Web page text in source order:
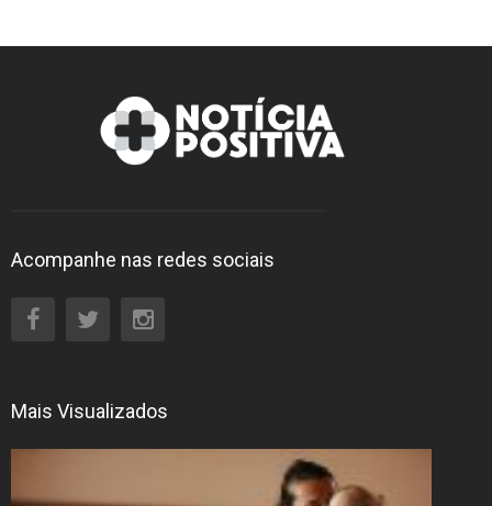
Acompanhe nas redes sociais
Mais Visualizados